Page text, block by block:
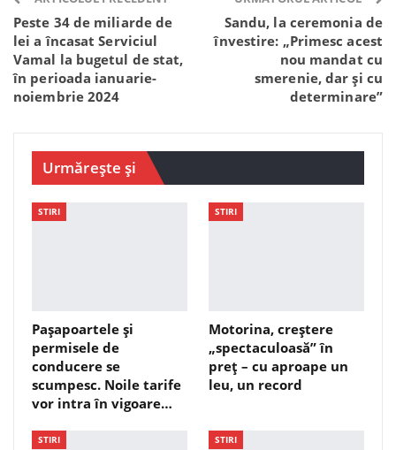
Peste 34 de miliarde de
lei a încasat Serviciul
Vamal la bugetul de stat,
în perioada ianuarie-
noiembrie 2024
Sandu, la ceremonia de
învestire: „Primesc acest
nou mandat cu
smerenie, dar și cu
determinare”
Urmărește și
STIRI
Pașapoartele și
permisele de
conducere se
scumpesc. Noile tarife
vor intra în vigoare…
STIRI
Motorina, creștere
„spectaculoasă” în
preț – cu aproape un
leu, un record
STIRI STIRI